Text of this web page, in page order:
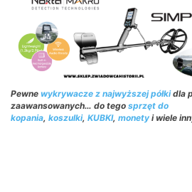
Pewne wykrywacze z najwyższej półkidla
zaawansowanych… do tego sprzęt do
kopania, koszulki, KUBKI, monety i wiele